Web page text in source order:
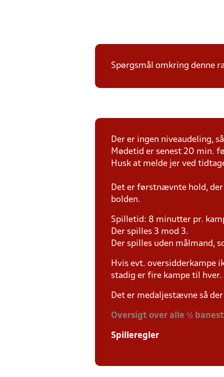
Spørgsmål omkring denne
Der er ingen niveaudeling,
Mødetid er senest 20 min.
Husk at melde jer ved
Det er førstnævnte hold,
bolden.
Spilletid: 8 minutter pr.
Der spilles 3 mod 3.
Der spilles uden målmand,
Hvis evt. oversidderkampe
stadig er fire kampe til hver.
Det er medaljestævne så
Oversigt over alle ½
Spilleregler